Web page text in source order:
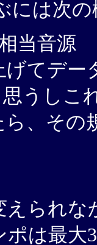
には次
当音源
てデー
うしこ
ら、そ
られな
は最大